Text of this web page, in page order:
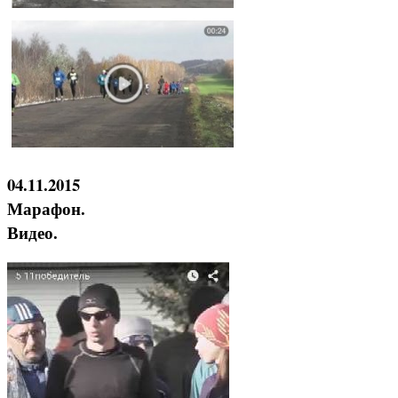
04.11.2015
Марафон.
Видео.